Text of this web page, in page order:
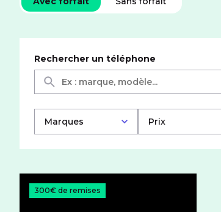
Rechercher un téléphone
Marques Prix
300€ de remises